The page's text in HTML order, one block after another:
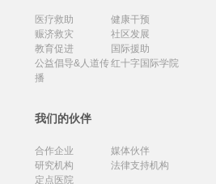
医疗救助
健康干预
赈济救灾
社区发展
教育促进
国际援助
公益倡导&人道传
播
红十字国际学院
我们的伙伴
合作企业
媒体伙伴
研究机构
法律支持机构
定点医院